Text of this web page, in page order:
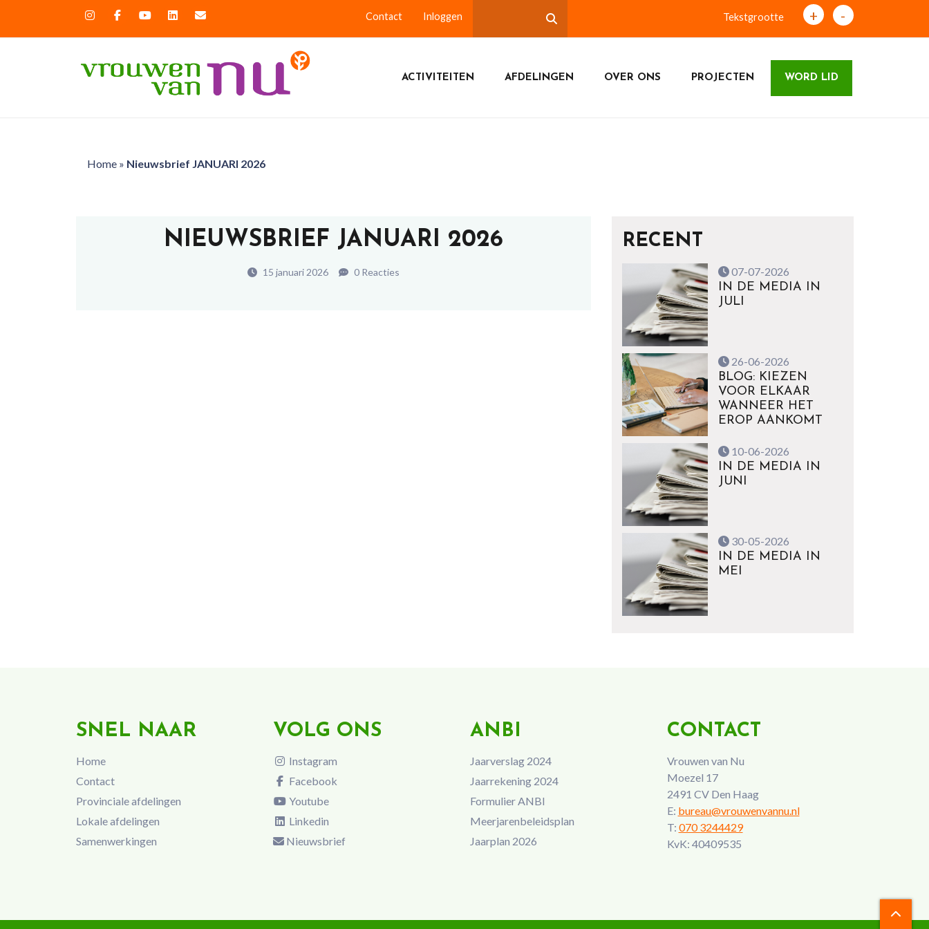
Contact Inloggen Tekstgrootte + -
ACTIVITEITEN AFDELINGEN OVER ONS PROJECTEN WORD LID
Home» Nieuwsbrief JANUARI 2026
NIEUWSBRIEF JANUARI 2026
15 januari 2026 0 Reacties
RECENT
07-07-2026
IN DE MEDIA IN
JULI
26-06-2026
BLOG: KIEZEN
VOOR ELKAAR
WANNEER HET
EROP AANKOMT
10-06-2026
IN DE MEDIA IN
JUNI
30-05-2026
IN DE MEDIA IN
MEI
SNEL NAAR
Home
Contact
Provinciale afdelingen
Lokale afdelingen
Samenwerkingen
VOLG ONS
Instagram
Facebook
Youtube
Linkedin
Nieuwsbrief
ANBI
Jaarverslag 2024
Jaarrekening 2024
Formulier ANBI
Meerjarenbeleidsplan
Jaarplan 2026
CONTACT
Vrouwen van Nu
Moezel 17
2491 CV Den Haag
E: bureau@vrouwenvannu.nl
T: 070 3244429
KvK: 40409535